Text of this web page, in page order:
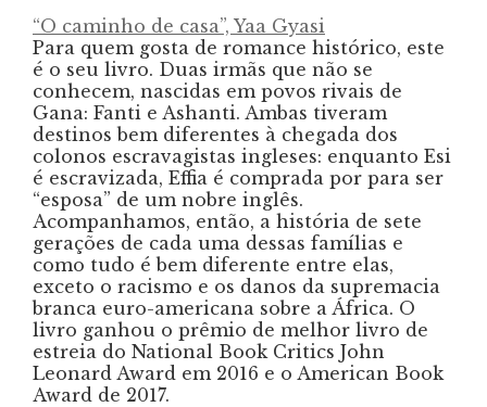
“O caminho de casa”, Yaa Gyasi
Para quem gosta de romance histórico, este
é o seu livro. Duas irmãs que não se
conhecem, nascidas em povos rivais de
Gana: Fanti e Ashanti. Ambas tiveram
destinos bem diferentes à chegada dos
colonos escravagistas ingleses: enquanto Esi
é escravizada, Effia é comprada por para ser
“esposa” de um nobre inglês.
Acompanhamos, então, a história de sete
gerações de cada uma dessas famílias e
como tudo é bem diferente entre elas,
exceto o racismo e os danos da supremacia
branca euro-americana sobre a África. O
livro ganhou o prêmio de melhor livro de
estreia do National Book Critics John
Leonard Award em 2016 e o American Book
Award de 2017.